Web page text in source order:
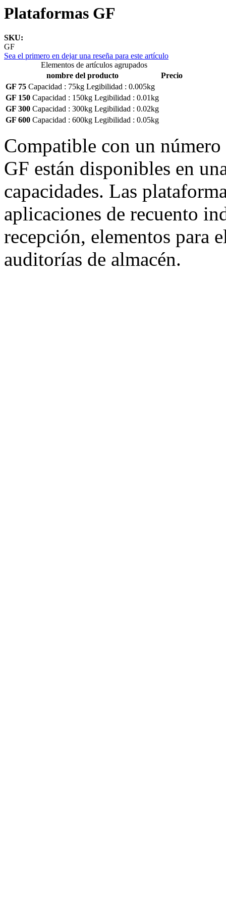
Plataformas GF
SKU:
GF
Sea el primero en dejar una reseña para este artículo
Elementos de artículos agrupados
nombre del producto
Precio
GF 75 Capacidad : 75kg Legibilidad : 0.005kg
GF 150 Capacidad : 150kg Legibilidad : 0.01kg
GF 300 Capacidad : 300kg Legibilidad : 0.02kg
GF 600 Capacidad : 600kg Legibilidad : 0.05kg
Compatible con un
GF están disponibles en
capacidades. Las
aplicaciones de recuento
recepción, elementos para
auditorías de almacén.